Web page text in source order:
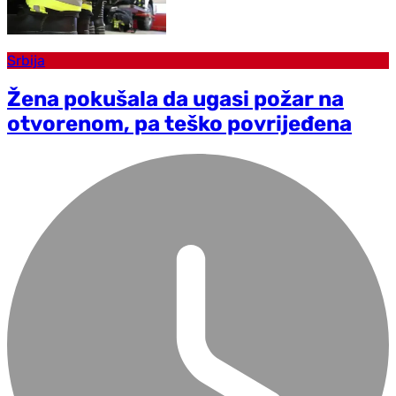
Srbija
Žena pokušala da ugasi požar na
otvorenom, pa teško povrijeđena